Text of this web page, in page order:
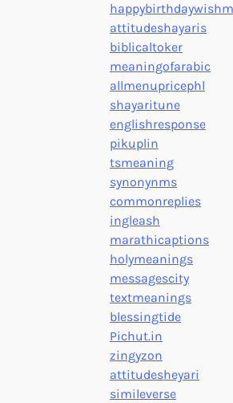
attitudeshayaris
biblicaltoker
meaningofarabic
allmenupricephl
shayaritune
englishresponse
pikuplin
tsmeaning
synonynms
commonreplies
ingleash
marathicaptions
holymeanings
messagescity
textmeanings
blessingtide
Pichut.in
zingyzon
attitudesheyari
simileverse